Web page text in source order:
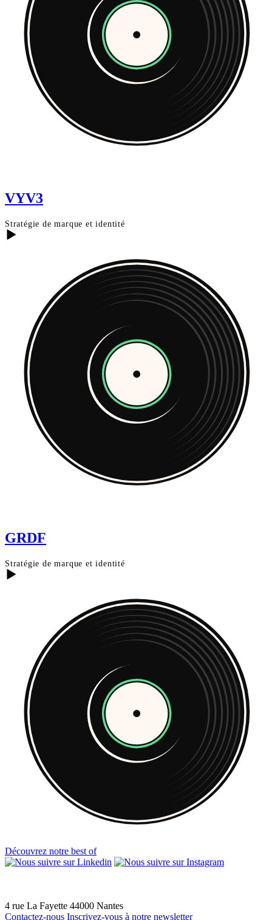
VYV3
Stratégie de marque et identité
GRDF
Stratégie de marque et identité
Découvrez notre best of
4 rue La Fayette 44000 Nantes
Contactez-nous Inscrivez-vous à notre newsletter